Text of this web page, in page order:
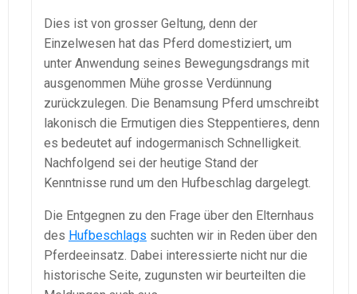
Dies ist von grosser Geltung, denn der
Einzelwesen hat das Pferd domestiziert, um
unter Anwendung seines Bewegungsdrangs mit
ausgenommen Mühe grosse Verdünnung
zurückzulegen. Die Benamsung Pferd umschreibt
lakonisch die Ermutigen dies Steppentieres, denn
es bedeutet auf indogermanisch Schnelligkeit.
Nachfolgend sei der heutige Stand der
Kenntnisse rund um den Hufbeschlag dargelegt.
Die Entgegnen zu den Frage über den Elternhaus
des Hufbeschlags suchten wir in Reden über den
Pferdeeinsatz. Dabei interessierte nicht nur die
historische Seite, zugunsten wir beurteilten die